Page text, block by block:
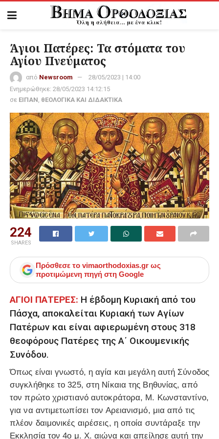
Άγιοι Πατέρες: Τα στόματα του
Αγίου Πνεύματος
από Newsroom
28/05/2023 | 14:00
Ενημερώθηκε: 28/05/2023 14:12:15
σε ΕΙΠΑΝ, θΕΟΛΟΓΙΚΑ ΚΑΙ ΔΙΔΑΚΤΙΚΑ
224
SHARES
Πρόσθεσε το vimaorthodoxias.gr ως
προτιμώμενη πηγή στη Google
ΑΓΙΟΙ ΠΑΤΕΡΕΣ: Η έβδομη Κυριακή από του
Πάσχα, αποκαλείται Κυριακή των Αγίων
Πατέρων και είναι αφιερωμένη στους 318
θεοφόρους Πατέρες της Α΄ Οικουμενικής
Συνόδου.
Όπως είναι γνωστό, η αγία και μεγάλη αυτή Σύνοδος
συγκλήθηκε το 325, στη Νίκαια της Βηθυνίας, από
τον πρώτο χριστιανό αυτοκράτορα, Μ. Κωνσταντίνο,
για να αντιμετωπίσει τον Αρειανισμό, μια από τις
πλέον δαιμονικές αιρέσεις, η οποία συντάραξε την
Εκκλησία τον 4ο μ. Χ. αιώνα και απείλησε αυτή την